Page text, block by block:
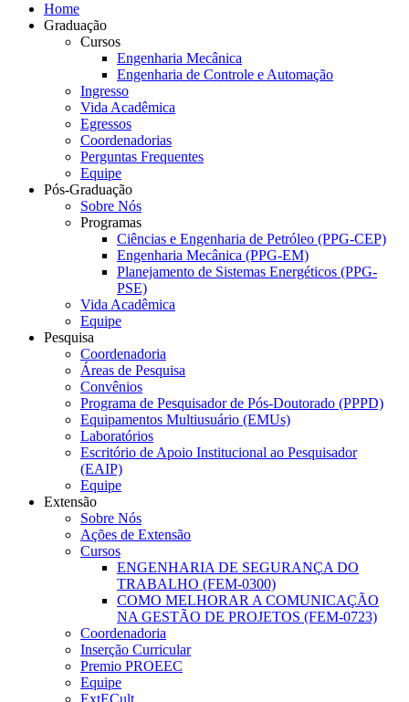
Home
Graduação
Cursos
Engenharia Mecânica
Engenharia de Controle e Automação
Ingresso
Vida Acadêmica
Egressos
Coordenadorias
Perguntas Frequentes
Equipe
Pós-Graduação
Sobre Nós
Programas
Ciências e Engenharia de Petróleo (PPG-CEP)
Engenharia Mecânica (PPG-EM)
Planejamento de Sistemas Energéticos (PPG-
PSE)
Vida Acadêmica
Equipe
Pesquisa
Coordenadoria
Áreas de Pesquisa
Convênios
Programa de Pesquisador de Pós-Doutorado (PPPD)
Equipamentos Multiusuário (EMUs)
Laboratórios
Escritório de Apoio Institucional ao Pesquisador
(EAIP)
Equipe
Extensão
Sobre Nós
Ações de Extensão
Cursos
ENGENHARIA DE SEGURANÇA DO
TRABALHO (FEM-0300)
COMO MELHORAR A COMUNICAÇÃO
NA GESTÃO DE PROJETOS (FEM-0723)
Coordenadoria
Inserção Curricular
Premio PROEEC
Equipe
ExtECult